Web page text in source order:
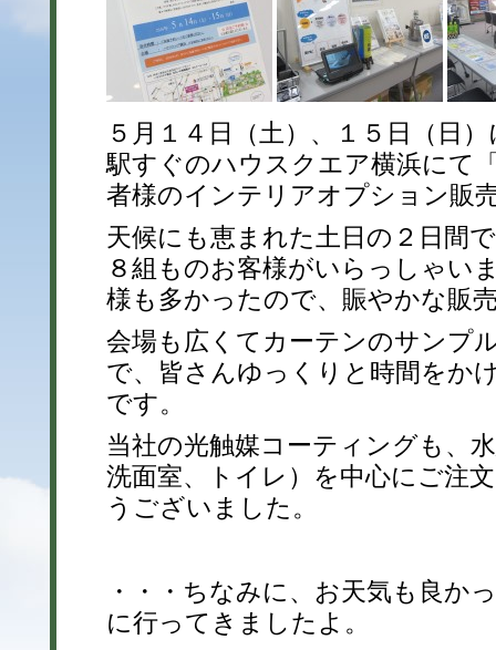
５月１４日（土）、１５日（日
駅すぐのハウスクエア横浜にて
者様のインテリアオプション販
天候にも恵まれた土日の２日間
８組ものお客様がいらっしゃい
様も多かったので、賑やかな販
会場も広くてカーテンのサンプ
で、皆さんゆっくりと時間をか
です。
当社の光触媒コーティングも、
洗面室、トイレ）を中心にご注
うございました。
・・・ちなみに、お天気も良か
に行ってきましたよ。